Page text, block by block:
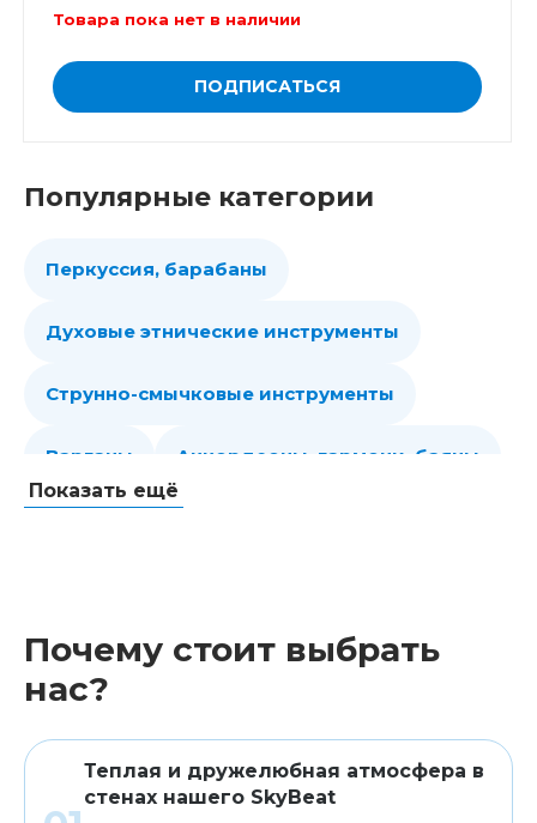
Товара пока нет в наличии
ПОДПИСАТЬСЯ
Популярные категории
Перкуссия, барабаны
Духовые этнические инструменты
Струнно-смычковые инструменты
Варганы Аккордеоны, гармони, баяны
Клавишные Сувениры, подарки
Аренда
Показать ещё
Почему стоит выбрать
нас?
Теплая и дружелюбная атмосфера в
стенах нашего SkyBeat